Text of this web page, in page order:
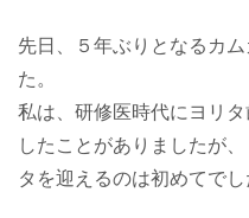
先日、５年ぶりとなるカ
た。
私は、研修医時代にヨリ
したことがありましたが
タを迎えるのは初めてでし